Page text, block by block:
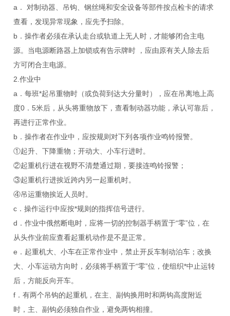
a． 对制动器、吊钩、钢丝绳和安全设备等部件按点检卡的请求
查看，发现异常现象，应先予扫除。
b．操作者必须在承认走台或轨道上无人时，才能够闭合主电
源。当电源断路器上加锁或有告示牌时 ，应由原有关人除去后
方可闭合主电源。
2.作业中
a．每班*起吊重物时（或负荷到达大分量时），应在吊离地上高
度0．5米后，从头将重物放下，查看制动器功能，承认可靠后，
再进行正常作业。
b．操作者在作业中，应按规则对下列各项作业鸣铃报警。
①起升、下降重物；开动大、小车行进时。
②起重机行进在视野不清楚通过期，要接连鸣铃报警；
③起重机行进挨近跨内另一起重机时。
④吊运重物挨近人员时。
c．操作运行中应按*规则的指挥信号进行。
d．作业中俄然断电时，应将一切的控制器手柄置于“零”位，在
从头作业前应查看起重机动作是不是正常。
e．起重机大、小车在正常作业中，禁止开反车制动泊车；改换
大、小车运动方向时，必须将手柄置于“零”位，使组织*中止运转
后，方能反向开车。
f．有两个吊钩的起重机，在主、副钩换用时和两钩高度附近
时，主、副钩必须独自作业，避免两钩相撞。